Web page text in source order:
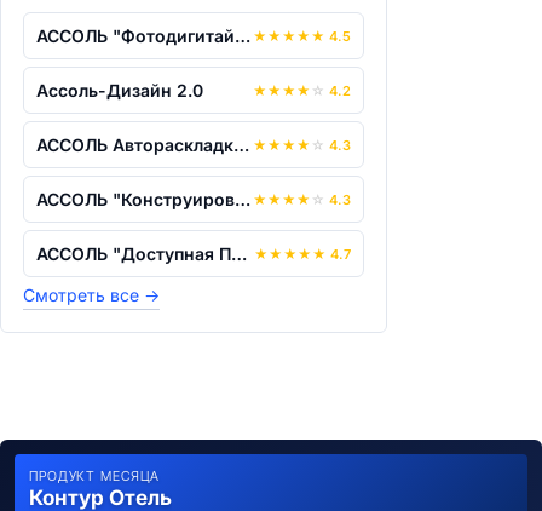
АССОЛЬ "Фотодигитайзер 2.0" ★ ★ ★ ★ ★ 4.5
Ассоль-Дизайн 2.0 ★ ★ ★ ★ ☆ 4.2
АССОЛЬ Автораскладка OPTiPACK ★ ★ ★ ★ ☆ 4.3
АССОЛЬ "Конструирование+Градация" ★ ★ ★ ★ ☆ 4.3
АССОЛЬ "Доступная Параметрика" ★ ★ ★ ★ ★ 4.7
Смотреть все →
ПРОДУКТ МЕСЯЦА
Контур Отель